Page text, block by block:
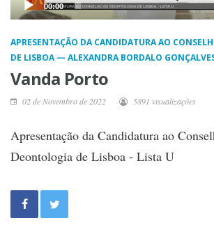
00:00
APRESENTAÇÃO DA CANDIDATURA AO
DE LISBOA — ALEXANDRA BORDALO
Vanda Porto
02 de Novembro de 2022 5891 visualizações
Apresentação da Candidatura ao
Deontologia de Lisboa - Lista U